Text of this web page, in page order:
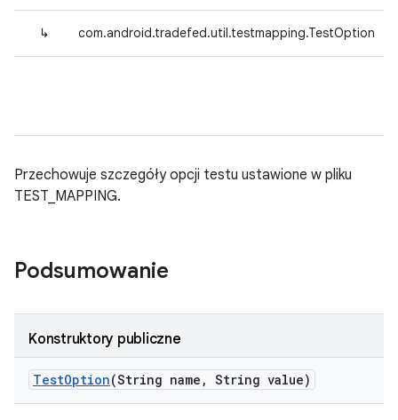
↳ com.android.tradefed.util.testmapping.TestOption
Przechowuje szczegóły opcji testu ustawione w pliku
TEST_MAPPING.
Podsumowanie
Konstruktory publiczne
TestOption(String name , String value)